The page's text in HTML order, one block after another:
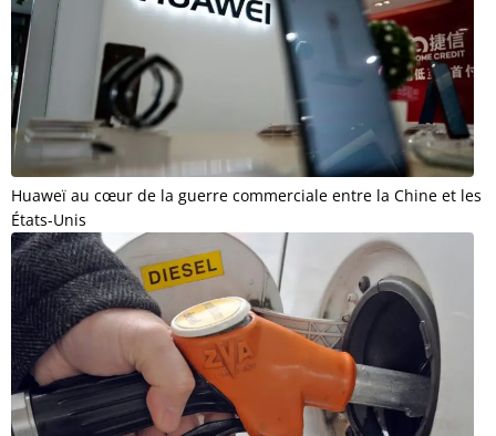
Huaweï au cœur de la guerre commerciale entre la Chine et les
États-Unis